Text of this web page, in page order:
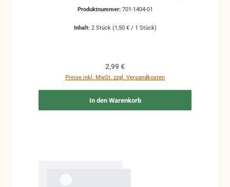
Produktnummer: 701-1404-01
Inhalt: 2 Stück (1,50 € / 1 Stück)
Regulärer Preis:
2,99 €
Preise inkl. MwSt. zzgl. Versandkosten
In den Warenkorb